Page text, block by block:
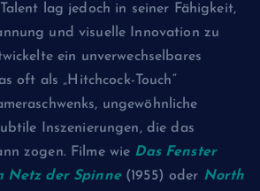
lag jedoch in seiner Fähigkeit,
und visuelle Innovation zu
ein unverwechselbares
oft als „Hitchcock-Touch“
ungewöhnliche
Inszenierungen, die das
zogen. Filme wie Das Fenster
Netz der Spinne (1955) oder North